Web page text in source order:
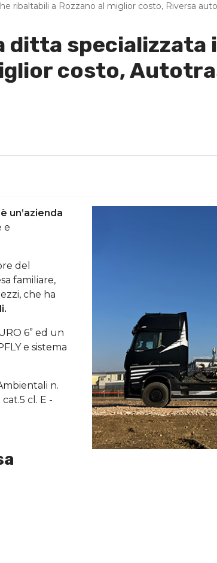
ribaltabili a Rozzano al miglior costo, Riversa
ditta
costo,
un’azienda
e
del
familiare,
che ha
6” ed un
e sistema
n.
cl. E -